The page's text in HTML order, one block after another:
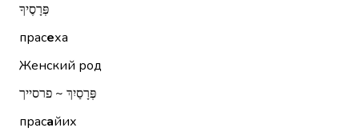
פְּרָסֶיךָ
прасеха
Женский род
פְּרָסַיִךְ ~ פרסייך
прасайих